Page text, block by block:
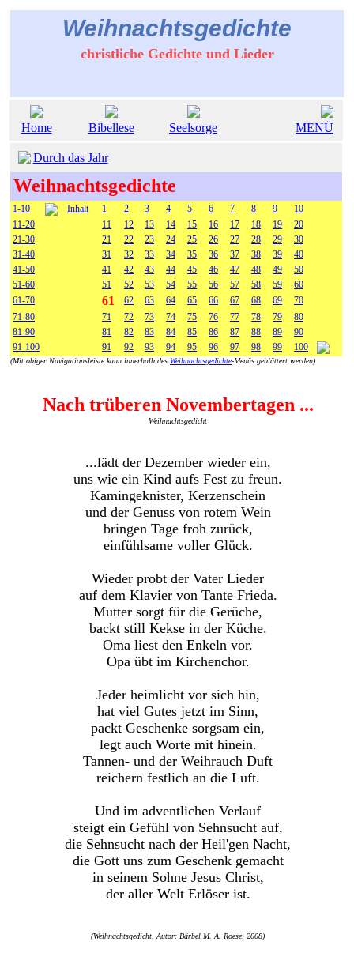
Weihnachtsgedichte
christliche Gedichte und Lieder
Home Bibellese Seelsorge MENÜ
Durch das Jahr
Weihnachtsgedichte
1-10 Inhalt 1 2 3 4 5 6 7 8 9
10
11-20
11 12 13 14 15 16 17 18 19
20
21-30
21 22 23 24 25 26 27 28 29
30
31-40
31 32 33 34 35 36 37 38 39
40
41-50
41 42 43 44 45 46 47 48 49
50
51-60
51 52 53 54 55 56 57 58 59
60
61-70
61 62 63 64 65 66 67 68 69
70
71-80
71 72 73 74 75 76 77 78 79
80
81-90
81 82 83 84 85 86 87 88 89
90
91-100
91 92 93 94 95 96 97 98 99 100
(Mit obiger Navigationsleiste kann innerhalb des Weihnachtsgedichte-Menüs geblättert werden)
Nach trüberen Novembertagen ...
Weihnachtsgedicht
...lädt der Dezember wieder ein,
uns wie ein Kind aufs Fest zu freun.
Kamingeknister, Kerzenschein
und der Genuss von rotem Wein
bringen Tage froh zurück,
einfühlsame voller Glück.
Wieder probt der Vater Lieder
auf dem Klavier von Tante Frieda.
Mutter sorgt für die Gerüche,
backt still Kekse in der Küche.
Oma liest den Enkeln vor.
Opa übt im Kirchenchor.
Jeder heimlicht vor sich hin,
hat viel Gutes jetzt im Sinn,
packt Geschenke sorgsam ein,
legt auch Worte mit hinein.
Tannen- und der Weihrauch Duft
reichern festlich an die Luft.
Und im adventlichen Verlauf
steigt ein Gefühl von Sehnsucht auf,
die Sehnsucht nach der Heil'gen Nacht,
die Gott uns zum Geschenk gemacht
in seinem Sohne Jesus Christ,
der aller Welt Erlöser ist.
(Weihnachtsgedicht, Autor: Bärbel M. A. Roese, 2008)